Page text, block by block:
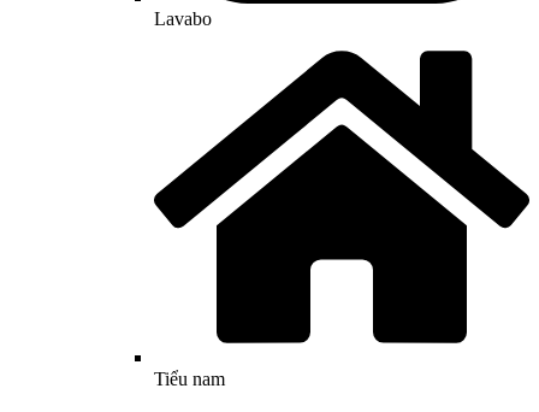
Lavabo
Tiểu nam